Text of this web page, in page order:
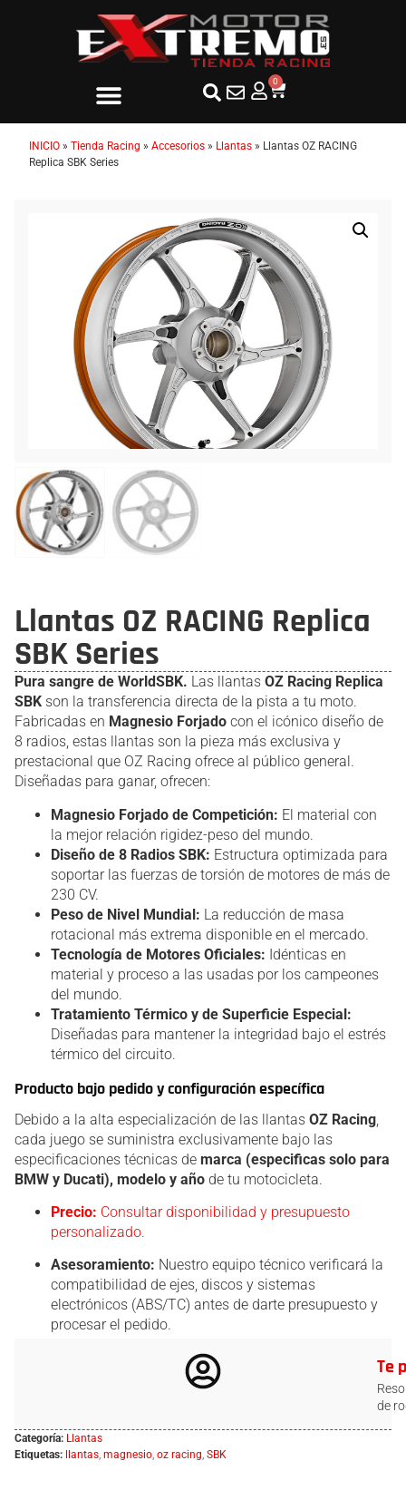
0
INICIO » Tienda Racing » Accesorios » Llantas » Llantas OZ RACING
Replica SBK Series
Llantas OZ RACING Replica
SBK Series
Pura sangre de WorldSBK. Las llantas OZ Racing Replica
SBK son la transferencia directa de la pista a tu moto.
Fabricadas en Magnesio Forjado con el icónico diseño de
8 radios, estas llantas son la pieza más exclusiva y
prestacional que OZ Racing ofrece al público general.
Diseñadas para ganar, ofrecen:
Magnesio Forjado de Competición: El material con
la mejor relación rigidez-peso del mundo.
Diseño de 8 Radios SBK: Estructura optimizada para
soportar las fuerzas de torsión de motores de más de
230 CV.
Peso de Nivel Mundial: La reducción de masa
rotacional más extrema disponible en el mercado.
Tecnología de Motores Oficiales: Idénticas en
material y proceso a las usadas por los campeones
del mundo.
Tratamiento Térmico y de Superficie Especial:
Diseñadas para mantener la integridad bajo el estrés
térmico del circuito.
Producto bajo pedido y configuración específica
Debido a la alta especialización de las llantas OZ Racing
cada juego se suministra exclusivamente bajo las
especificaciones técnicas de marca (especificas solo para
BMW y Ducati), modelo y año de tu motocicleta.
Precio: Consultar disponibilidad y presupuesto
personalizado.
Asesoramiento: Nuestro equipo técnico verificará la
compatibilidad de ejes, discos y sistemas
electrónicos (ABS/TC) antes de darte presupuesto y
procesar el pedido.
Te
de
Categoría: Llantas
Etiquetas:
llantas, magnesio, oz racing, SBK